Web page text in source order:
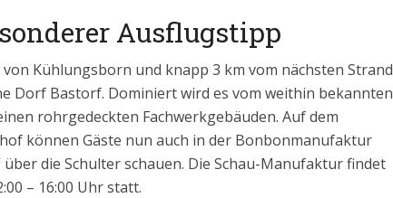
Ausflugstipp
von Kühlungsborn und knapp 3 km vom nächsten Strand
Dorf Bastorf. Dominiert wird es vom weithin bekannten
rohrgedeckten Fachwerkgebäuden. Auf dem
können Gäste nun auch in der Bonbonmanufaktur
über die Schulter schauen. Die Schau-Manufaktur findet
– 16:00 Uhr statt.